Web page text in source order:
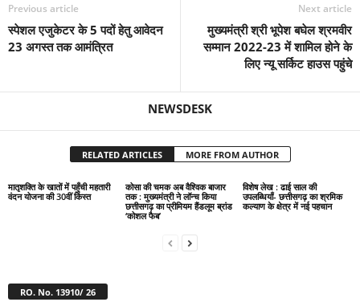
Previous article
स्पेशल एजुकेटर के 5 पदों हेतु आवेदन
23 अगस्त तक आमंत्रित
Next article
मुख्यमंत्री श्री भूपेश बघेल श्रमवीर
सम्मान 2022-23 में शामिल होने के
लिए न्यू सर्किट हाउस पहुंचे
NEWSDESK
RELATED ARTICLES MORE FROM AUTHOR
मातृशक्ति के खातों में पहुँची महतारी
वंदन योजना की 30वीं किस्त
कोसा की चमक अब वैश्विक बाजार
तक : मुख्यमंत्री ने लॉन्च किया
छत्तीसगढ़ का प्रीमियम हैंडलूम ब्रांड
‘कोशल फैब’
विशेष लेख : ढाई साल की
उपलब्धियाँ- छत्तीसगढ़ का श्रमिक
कल्याण के क्षेत्र में नई पहचान
RO. No. 13910/ 26